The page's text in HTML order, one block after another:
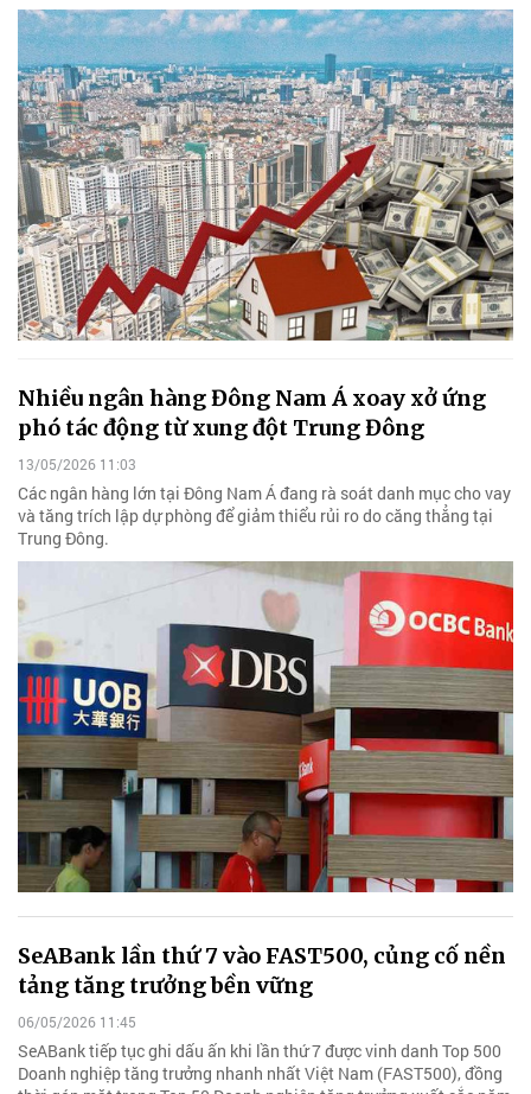
Nhiều ngân hàng Đông Nam Á xoay xở ứng
phó tác động từ xung đột Trung Đông
13/05/2026 11:03
Các ngân hàng lớn tại Đông Nam Á đang rà soát danh mục cho vay
và tăng trích lập dự phòng để giảm thiểu rủi ro do căng thẳng tại
Trung Đông.
SeABank lần thứ 7 vào FAST500, củng cố nền
tảng tăng trưởng bền vững
06/05/2026 11:45
SeABank tiếp tục ghi dấu ấn khi lần thứ 7 được vinh danh Top 500
Doanh nghiệp tăng trưởng nhanh nhất Việt Nam (FAST500), đồng